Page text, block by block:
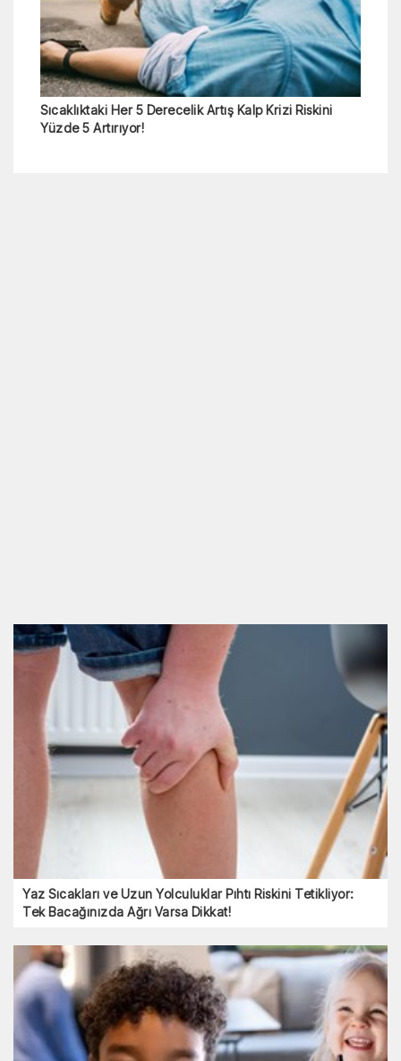
Sıcaklıktaki Her 5 Derecelik Artış Kalp Krizi Riskini
Yüzde 5 Artırıyor!
Yaz Sıcakları ve Uzun Yolculuklar Pıhtı Riskini Tetikliyor:
Tek Bacağınızda Ağrı Varsa Dikkat!